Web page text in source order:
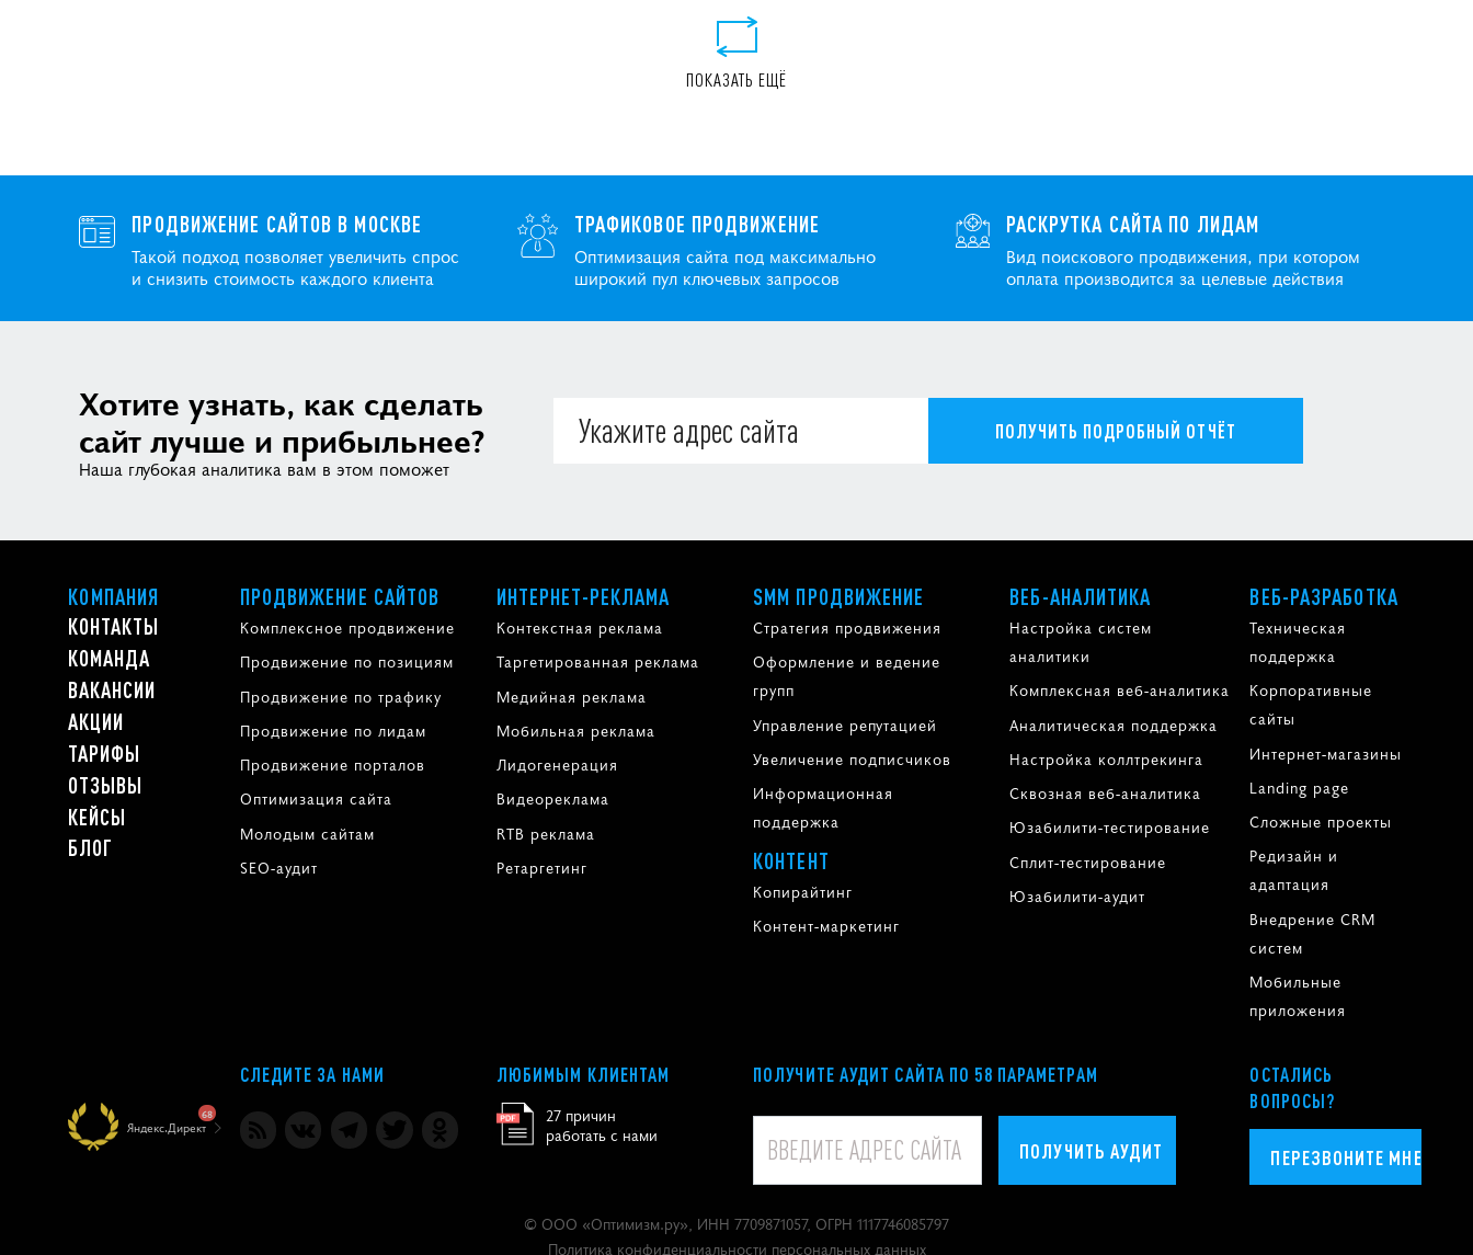
ПОКАЗАТЬ ЕЩЁ
ПРОДВИЖЕНИЕ САЙТОВ В МОСКВЕ
Такой подход позволяет увеличить спрос
и снизить стоимость каждого клиента
ТРАФИКОВОЕ ПРОДВИЖЕНИЕ
Оптимизация сайта под максимально
широкий пул ключевых запросов
РАСКРУТКА САЙТА ПО ЛИДАМ
Вид поискового продвижения, при котором
оплата производится за целевые действия
Хотите узнать, как сделать
сайт лучше и прибыльнее?
Наша глубокая аналитика вам в этом поможет
ПОЛУЧИТЬ ПОДРОБНЫЙ ОТЧЁТ
КОМПАНИЯ
КОНТАКТЫ
КОМАНДА
ВАКАНСИИ
АКЦИИ
ТАРИФЫ
ОТЗЫВЫ
КЕЙСЫ
БЛОГ
ПРОДВИЖЕНИЕ САЙТОВ
Комплексное продвижение
Продвижение по позициям
Продвижение по трафику
Продвижение по лидам
Продвижение порталов
Оптимизация сайта
Молодым сайтам
SEO-аудит
ИНТЕРНЕТ-РЕКЛАМА
Контекстная реклама
Таргетированная реклама
Медийная реклама
Мобильная реклама
Лидогенерация
Видеореклама
RTB реклама
Ретаргетинг
SMM ПРОДВИЖЕНИЕ
Стратегия продвижения
Оформление и ведение
групп
Управление репутацией
Увеличение подписчиков
Информационная
поддержка
КОНТЕНТ
Копирайтинг
Контент-маркетинг
ВЕБ-АНАЛИТИКА
Настройка систем
аналитики
Комплексная веб-аналитика
Аналитическая поддержка
Настройка коллтрекинга
Сквозная веб-аналитика
Юзабилити-тестирование
Сплит-тестирование
Юзабилити-аудит
ВЕБ-РАЗРАБОТКА
Техническая
поддержка
Корпоративные
сайты
Интернет-магазины
Landing page
Сложные проекты
Редизайн и
адаптация
Внедрение CRM
систем
Мобильные
приложения
Яндекс.Директ
68
СЛЕДИТЕ ЗА НАМИ ЛЮБИМЫМ КЛИЕНТАМ
27 причин
работать с нами
ПОЛУЧИТЕ АУДИТ САЙТА ПО 58 ПАРАМЕТРАМ
ПОЛУЧИТЬ АУДИТ
ОСТАЛИСЬ
ВОПРОСЫ?
ПЕРЕЗВОНИТЕ МНЕ
© ООО «Оптимизм.ру», ИНН 7709871057, ОГРН 1117746085797
Политика конфиденциальности персональных данных